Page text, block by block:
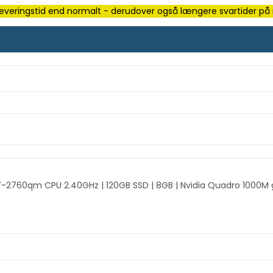
end normalt - derudover også længere svartider på
CPU 2.40GHz | 120GB SSD | 8GB | Nvidia Quadro